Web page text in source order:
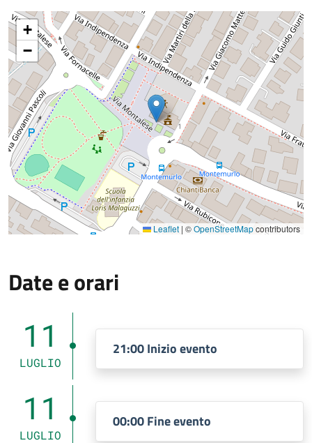
+
−
Leaflet | ©OpenStreetMapcontributors
Date e orari
11
LUGLIO
21:00 Inizio evento
11
LUGLIO
00:00 Fine evento